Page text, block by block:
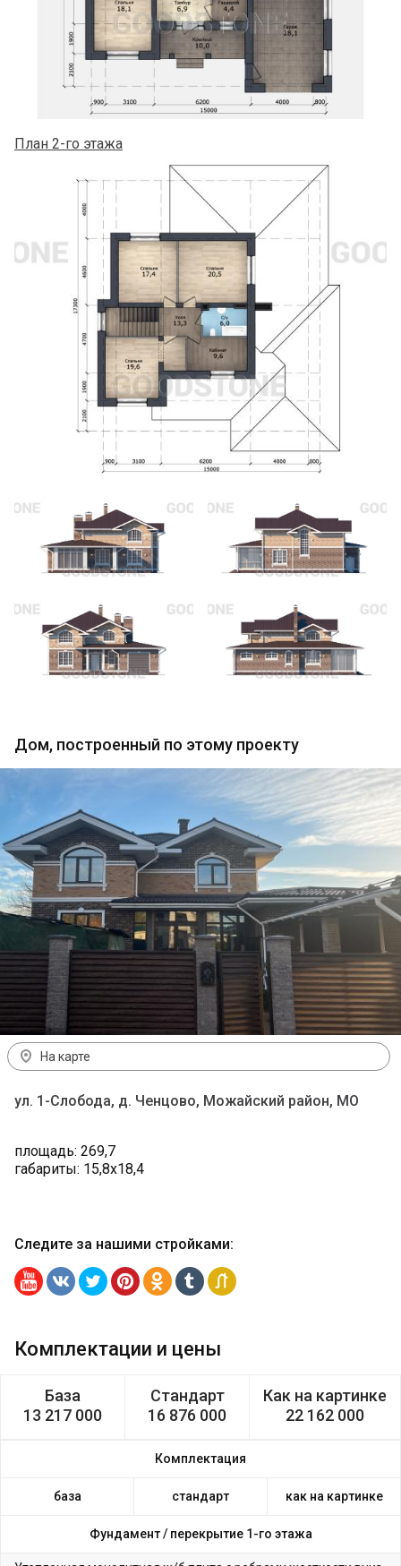
План 2-го этажа
Дом, построенный по этому проекту
На карте
ул. 1-Слобода, д. Ченцово, Можайский район, МО
площадь: 269,7
габариты: 15,8х18,4
Следите за нашими стройками:
Комплектации и цены
База
13 217 000
Стандарт
16 876 000
Как на картинке
22 162 000
Комплектация
база стандарт как на картинке
Фундамент / перекрытие 1-го этажа